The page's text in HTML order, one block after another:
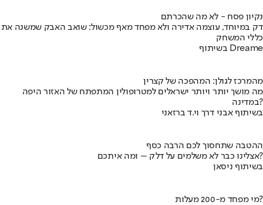
נקיון פסח - לא מה שהכרתם
דק במיוחד, עוצמה אדירה ולא מפחד מאף מכשול: שואב האבק שמשנה את
כללי המשחק
בשיתוף Dreame
מהמרכז לגולן: המהפכה של קצרין
מה מושך יותר ויותר ישראלים למטרופולין המתפתח של האזור היפה
במדינה?
בשיתוף אבני דרך וי.ד ברזאני
ההטבה שתחסוך לכם הרבה כסף
אצלינו כבר לא משלמים על דלק – ומה איתכם?
בשיתוף ניסאן
מי מפחד מ-200 מעלות?